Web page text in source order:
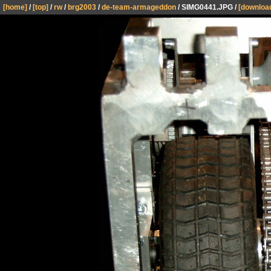
[home] / [top] / rw/ brg2003 / de-team-armageddon / SIMG0441.JPG /